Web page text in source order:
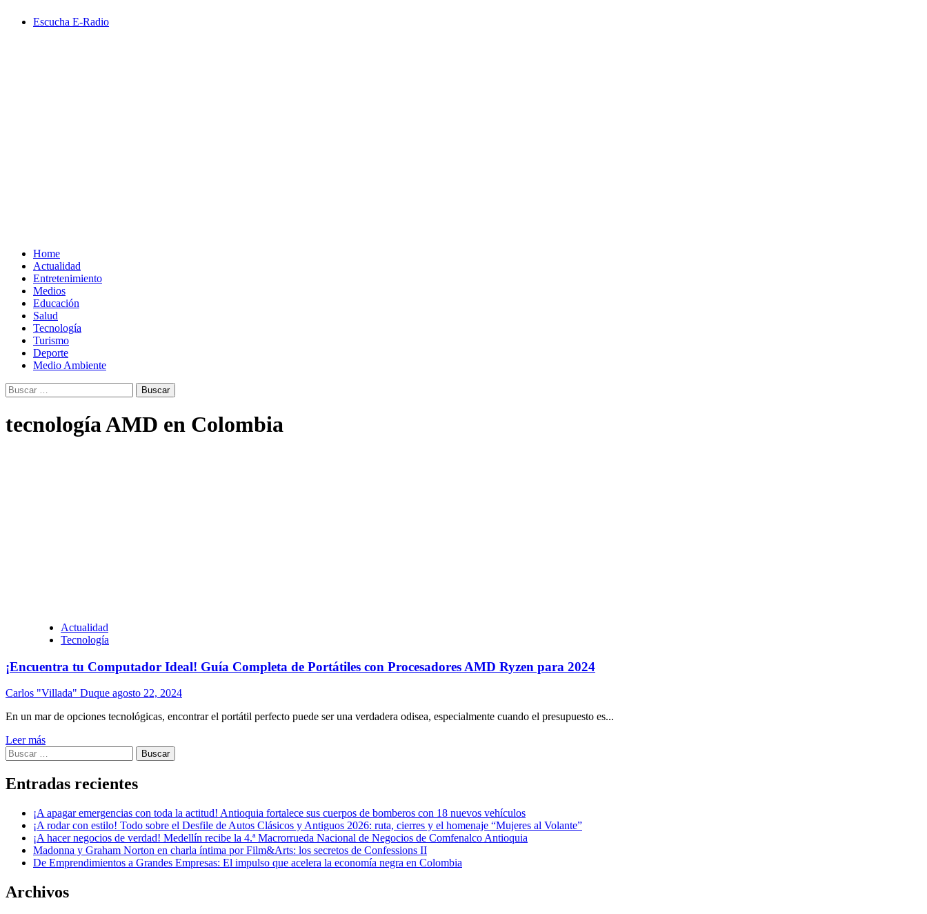
Escucha E-Radio
Home
Actualidad
Entretenimiento
Medios
Educación
Salud
Tecnología
Turismo
Deporte
Medio Ambiente
Buscar:
tecnología AMD en Colombia
Actualidad
Tecnología
¡Encuentra tu Computador Ideal! Guía Completa de Portátiles con Procesadores AMD Ryzen para 2024
Carlos "Villada" Duque agosto 22, 2024
En un mar de opciones tecnológicas, encontrar el portátil perfecto puede ser una verdadera odisea, especialmente cuando el presupuesto es...
Leer más
Buscar:
Entradas recientes
¡A apagar emergencias con toda la actitud! Antioquia fortalece sus cuerpos de bomberos con 18 nuevos vehículos
¡A rodar con estilo! Todo sobre el Desfile de Autos Clásicos y Antiguos 2026: ruta, cierres y el homenaje “Mujeres al Volante”
¡A hacer negocios de verdad! Medellín recibe la 4.ª Macrorrueda Nacional de Negocios de Comfenalco Antioquia
Madonna y Graham Norton en charla íntima por Film&Arts: los secretos de Confessions II
De Emprendimientos a Grandes Empresas: El impulso que acelera la economía negra en Colombia
Archivos